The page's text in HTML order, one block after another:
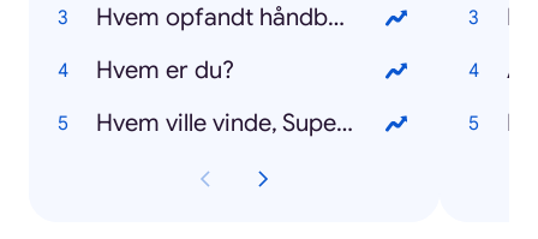
Hvem opfandt håndbold?
Hvem er du?
Hvem ville vinde, Superman eller Thor?